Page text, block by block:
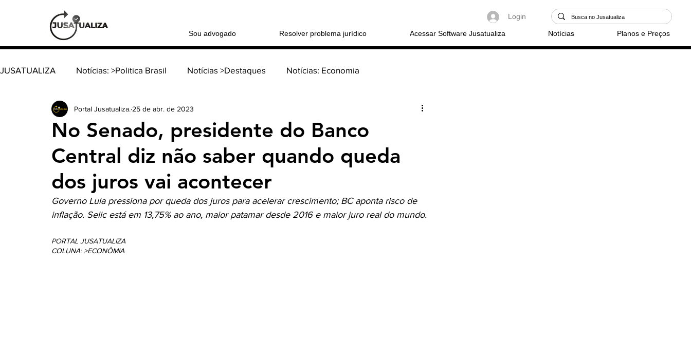
Login
Sou advogado Resolver problema jurídico Acessar Software Jusatualiza Notícias Planos e Preços
JUSATUALIZA Notícias: >Politica Brasil Notícias >Destaques Notícias: Economia
Notícia >Política Internacional Coluna: > Família e sucessões
Coluna: > Direito tributário Coluna: > Direito constitucional
Coluna: > Direito do Trabalho
No Senado, presidente do Banco
Central diz não saber quando queda
dos juros vai acontecer
Portal Jusatualiza. 25 de abr. de 2023
Governo Lula pressiona por queda dos juros para acelerar crescimento; BC aponta risco de
inflação. Selic está em 13,75% ao ano, maior patamar desde 2016 e maior juro real do mundo.
PORTAL JUSATUALIZA
COLUNA: >ECONÔMIA